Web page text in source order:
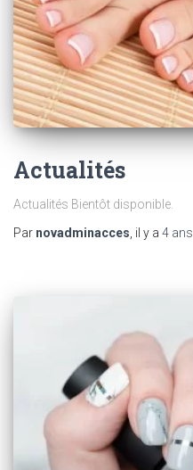
Actualités
Actualités Bientôt disponible.
Par novadminacces , il y a 4 ans